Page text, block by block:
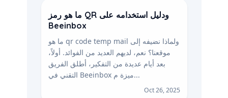
ما هو رمز QR ودليل استخدامه على
Beeinbox
ما هو qr code temp mail ولماذا نضيفه إلى
موقعنا؟ نعم، لديهم العديد من الفوائد. أولاً،
بعد أيام عديدة من التفكير، أطلق الفريق
التقني في Beeinbox ميزة م...
Oct 26, 2025